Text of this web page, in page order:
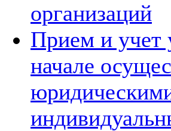
организаций
Прием и учет
начале